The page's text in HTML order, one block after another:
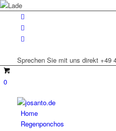
Sprechen Sie mit uns direkt +49
0
Home
Regenponchos